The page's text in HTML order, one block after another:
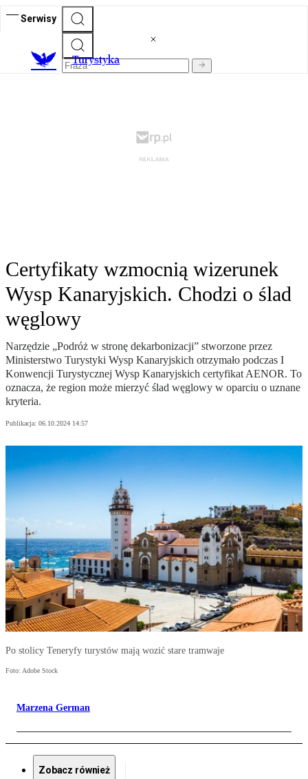
Serwisy
Turystyka
Certyfikaty wzmocnią wizerunek
Wysp Kanaryjskich. Chodzi o ślad
węglowy
Narzędzie „Podróż w stronę dekarbonizacji” stworzone przez
Ministerstwo Turystyki Wysp Kanaryjskich otrzymało podczas I
Konwencji Turystycznej Wysp Kanaryjskich certyfikat AENOR. To
oznacza, że region może mierzyć ślad węglowy w oparciu o uznane
kryteria.
Publikacja: 06.10.2024 14:57
Po stolicy Teneryfy turystów mają wozić stare tramwaje
Foto: Adobe Stock
Marzena German
Zobacz również